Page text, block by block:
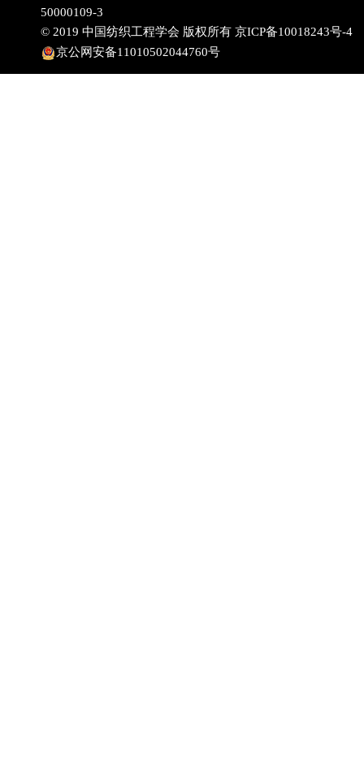
50000109-3
© 2019 中国纺织工程学会 版权所有 京ICP备10018243号-4
京公网安备11010502044760号